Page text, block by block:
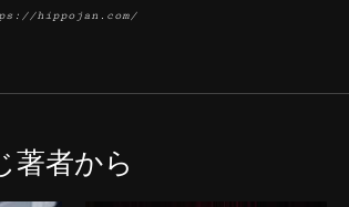
hippojan.com/
著者から